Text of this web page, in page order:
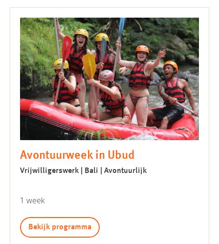
Avontuurweek in Ubud
Vrijwilligerswerk | Bali | Avontuurlijk
1 week
Bekijk programma